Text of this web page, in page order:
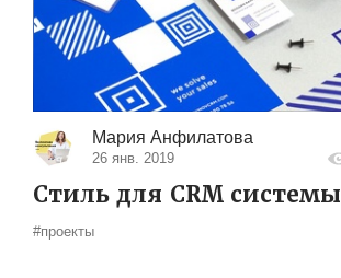
Мария Анфилатова
26 янв. 2019
Стиль для CRM системы
#проекты